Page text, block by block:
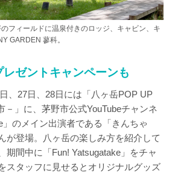
フィールドに温泉付きのロッジ、キャビン、キ
GARDEN 蓼科。
ゼントキャンペーンも
、27日、28日には「八ヶ岳POP UP
－」に、茅野市公式YouTubeチャンネ
」のメイン出演者である「きんちゃ
が登場。八ヶ岳の楽しみ方を紹介して
期間中に「Fun! Yatsugatake」をチャ
スタッフに見せるとオリジナルグッズ